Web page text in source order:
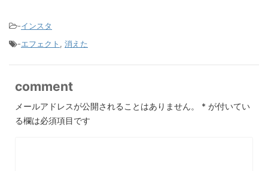
-インスタ
-エフェクト , 消えた
comment
メールアドレスが公開されることはありません。 * が付いてい
る欄は必須項目です